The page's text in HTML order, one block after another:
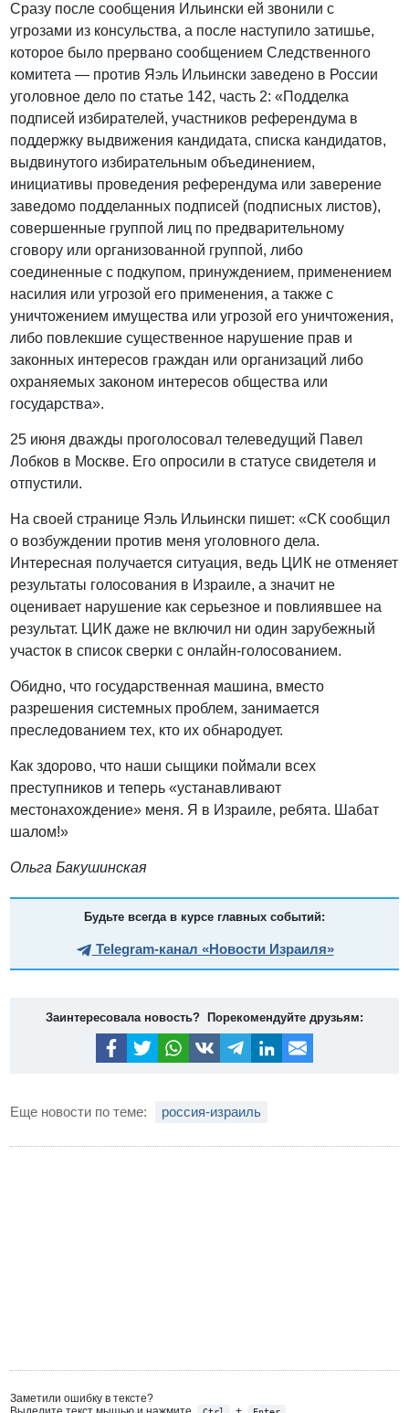
Сразу после сообщения Ильински ей звонили с
угрозами из консульства, а после наступило затишье,
которое было прервано сообщением Следственного
комитета — против Яэль Ильински заведено в России
уголовное дело по статье 142, часть 2: «Подделка
подписей избирателей, участников референдума в
поддержку выдвижения кандидата, списка кандидатов,
выдвинутого избирательным объединением,
инициативы проведения референдума или заверение
заведомо подделанных подписей (подписных листов),
совершенные группой лиц по предварительному
сговору или организованной группой, либо
соединенные с подкупом, принуждением, применением
насилия или угрозой его применения, а также с
уничтожением имущества или угрозой его уничтожения,
либо повлекшие существенное нарушение прав и
законных интересов граждан или организаций либо
охраняемых законом интересов общества или
государства».
25 июня дважды проголосовал телеведущий Павел
Лобков в Москве. Его опросили в статусе свидетеля и
отпустили.
На своей странице Яэль Ильински пишет: «СК сообщил
о возбуждении против меня уголовного дела.
Интересная получается ситуация, ведь ЦИК не отменяет
результаты голосования в Израиле, а значит не
оценивает нарушение как серьезное и повлиявшее на
результат. ЦИК даже не включил ни один зарубежный
участок в список сверки с онлайн-голосованием.
Обидно, что государственная машина, вместо
разрешения системных проблем, занимается
преследованием тех, кто их обнародует.
Как здорово, что наши сыщики поймали всех
преступников и теперь «устанавливают
местонахождение» меня. Я в Израиле, ребята. Шабат
шалом!»
Ольга Бакушинская
Будьте всегда в курсе главных событий:
Telegram-канал «Новости Израиля»
Заинтересовала новость? Порекомендуйте друзьям:
Еще новости по теме: россия-израиль
Заметили ошибку в тексте?